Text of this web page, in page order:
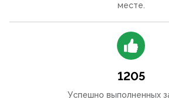
месте.
1205
Успешно выполненных